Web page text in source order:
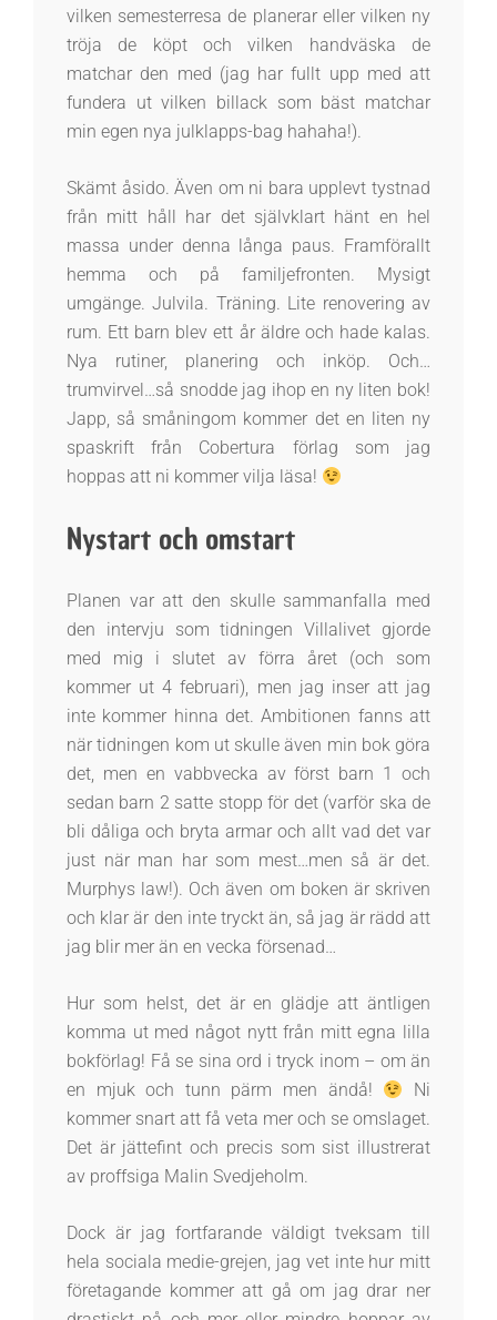
vilken semesterresa de planerar eller vilken ny
tröja de köpt och vilken handväska de
matchar den med (jag har fullt upp med att
fundera ut vilken billack som bäst matchar
min egen nya julklapps-bag hahaha!).
Skämt åsido. Även om ni bara upplevt tystnad
från mitt håll har det självklart hänt en hel
massa under denna långa paus. Framförallt
hemma och på familjefronten. Mysigt
umgänge. Julvila. Träning. Lite renovering av
rum. Ett barn blev ett år äldre och hade kalas.
Nya rutiner, planering och inköp. Och…
trumvirvel…så snodde jag ihop en ny liten bok!
Japp, så småningom kommer det en liten ny
spaskrift från Cobertura förlag som jag
hoppas att ni kommer vilja läsa!
Nystart och omstart
Planen var att den skulle sammanfalla med
den intervju som tidningen Villalivet gjorde
med mig i slutet av förra året (och som
kommer ut 4 februari), men jag inser att jag
inte kommer hinna det. Ambitionen fanns att
när tidningen kom ut skulle även min bok göra
det, men en vabbvecka av först barn 1 och
sedan barn 2 satte stopp för det (varför ska de
bli dåliga och bryta armar och allt vad det var
just när man har som mest…men så är det.
Murphys law!). Och även om boken är skriven
och klar är den inte tryckt än, så jag är rädd att
jag blir mer än en vecka försenad…
Hur som helst, det är en glädje att äntligen
komma ut med något nytt från mitt egna lilla
bokförlag! Få se sina ord i tryck inom – om än
en mjuk och tunn pärm men ändå!
Ni
kommer snart att få veta mer och se omslaget.
Det är jättefint och precis som sist illustrerat
av proffsiga Malin Svedjeholm.
Dock är jag fortfarande väldigt tveksam till
hela sociala medie-grejen, jag vet inte hur mitt
företagande kommer att gå om jag drar ner